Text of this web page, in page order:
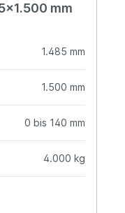
mm
1.485 mm
1.500 mm
0 bis 140 mm
4.000 kg